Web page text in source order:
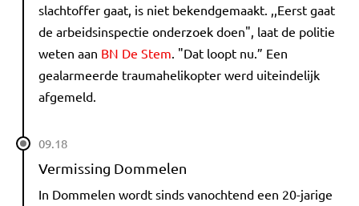
slachtoffer gaat, is niet bekendgemaakt. ,,Eerst gaat
de arbeidsinspectie onderzoek doen", laat de politie
weten aan BN De Stem . "Dat loopt nu.” Een
gealarmeerde traumahelikopter werd uiteindelijk
afgemeld.
09.18
Vermissing Dommelen
In Dommelen wordt sinds vanochtend een 20-jarige